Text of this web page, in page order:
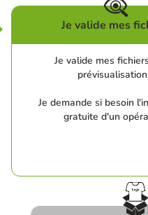
Je valide mes
Je valide mes
Je demande si besoin
gratuite d'un